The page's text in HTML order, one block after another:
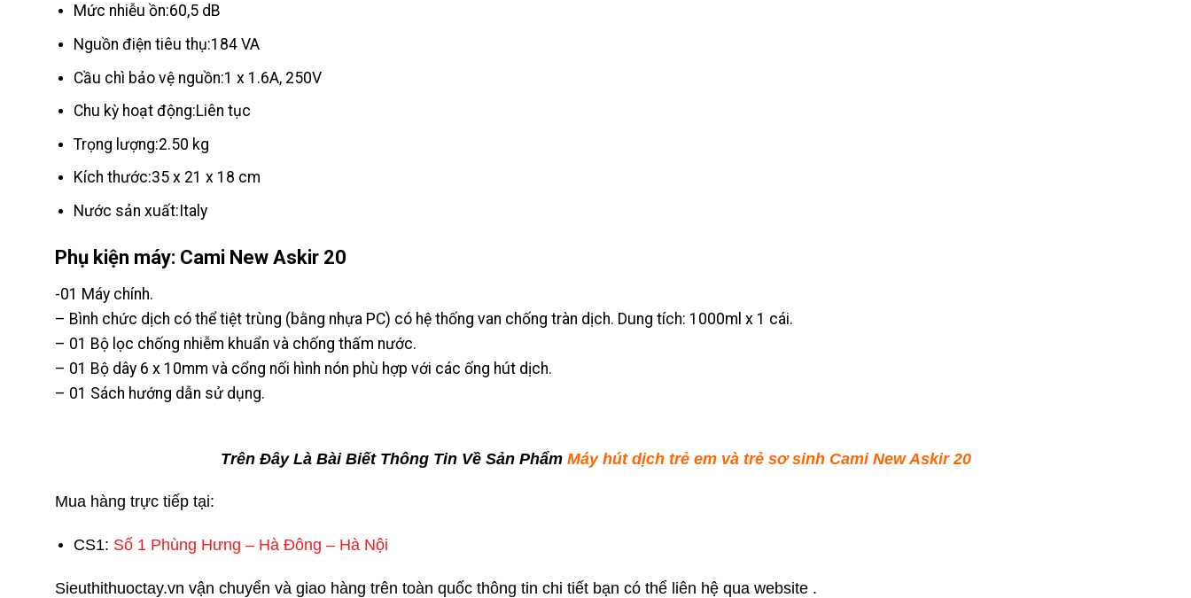
Mức nhiễu ồn:60,5 dB
Nguồn điện tiêu thụ:184 VA
Cầu chì bảo vệ nguồn:1 x 1.6A, 250V
Chu kỳ hoạt động:Liên tục
Trọng lượng:2.50 kg
Kích thước:35 x 21 x 18 cm
Nước sản xuất:Italy
Phụ kiện máy: Cami New Askir 20
-01 Máy chính.
– Bình chức dịch có thể tiệt trùng (bằng nhựa PC) có hệ thống van chống tràn dịch. Dung tích: 1000ml x 1 cái.
– 01 Bộ lọc chống nhiễm khuẩn và chống thấm nước.
– 01 Bộ dây 6 x 10mm và cổng nối hình nón phù hợp với các ống hút dịch.
– 01 Sách hướng dẫn sử dụng.
Trên Đây Là Bài Biết Thông Tin Về Sản PhẩmMáy hút dịch trẻ em và trẻ sơ sinh Cami New Askir 20
Mua hàng trực tiếp tại:
CS1: Số 1 Phùng Hưng – Hà Đông – Hà Nội
Sieuthithuoctay.vn vận chuyển và giao hàng trên toàn quốc thông tin chi tiết bạn có thể liên hệ qua website .